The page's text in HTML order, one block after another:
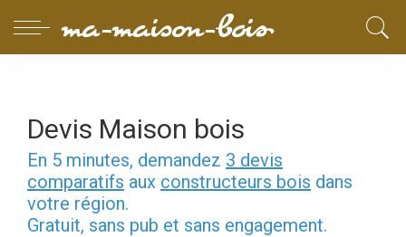
Devis Maison bois
En 5 minutes, demandez 3 devis
comparatifs aux constructeurs bois dans
votre région.
Gratuit, sans pub et sans engagement.